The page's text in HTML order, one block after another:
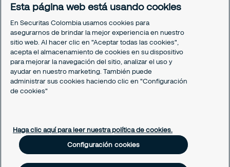
Sobre Securitas Colombia
Sobre nosotros
¿Quieres ser proveedor de Securitas?
Prensa y comunicaciones
Sostenibilidad
Nuestro Gobierno Corporativo
My Learning Securitas
Periódico Securitízate
Un café con Securitas
Legal
Esta página web está usando cookies
En Securitas Colombia usamos cookies para
asegurarnos de brindar la mejor experiencia en nuestro
sitio web. Al hacer clic en "Aceptar todas las cookies",
acepta el almacenamiento de cookies en su dispositivo
para mejorar la navegación del sitio, analizar el uso y
ayudar en nuestro marketing. También puede
administrar sus cookies haciendo clic en "Configuración
de cookies"
Haga clic aquí para leer nuestra política de cookies.
Configuración cookies